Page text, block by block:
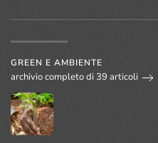
GREEN E AMBIENTE
archivio completo di 39 articoli